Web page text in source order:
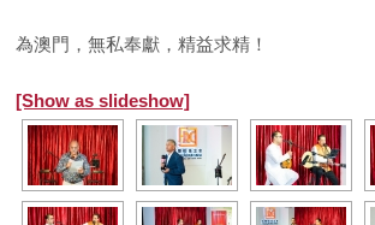
為澳門，無私奉獻，精益求精！
[Show as slideshow]